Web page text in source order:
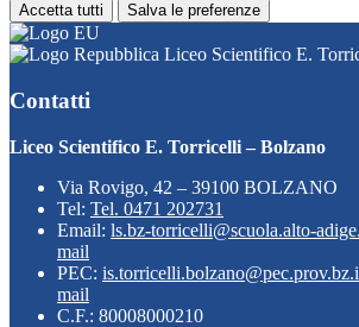
Accetta tutti Salva le preferenze
Liceo Scientifico E.
Contatti
Liceo Scientifico E. Torricelli – Bolzano
Via Rovigo, 42 – 39100 BOLZANO
Tel: Tel. 0471 202731
Email: ls.bz-torricelli@scuola.alto-
mail
PEC:
mail
C.F.: 80008000210